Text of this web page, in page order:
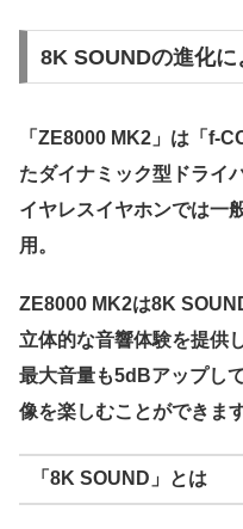
8K SOUNDの進化
「ZE8000 MK2」は「f-
たダイナミック型ドライ
イヤレスイヤホンでは一
用。
ZE8000 MK2は8K
立体的な音響体験を提供
最大音量も5dBアップし
像を楽しむことができます
「8K SOUND」とは